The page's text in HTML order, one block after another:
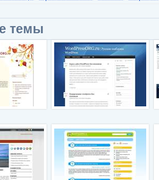
темы